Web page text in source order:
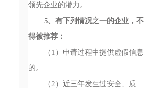
领先企业的潜力。
5、有下列情况之一的企业，不
得被推荐：
（1）申请过程中提供虚假信息
的。
（2）近三年发生过安全、质